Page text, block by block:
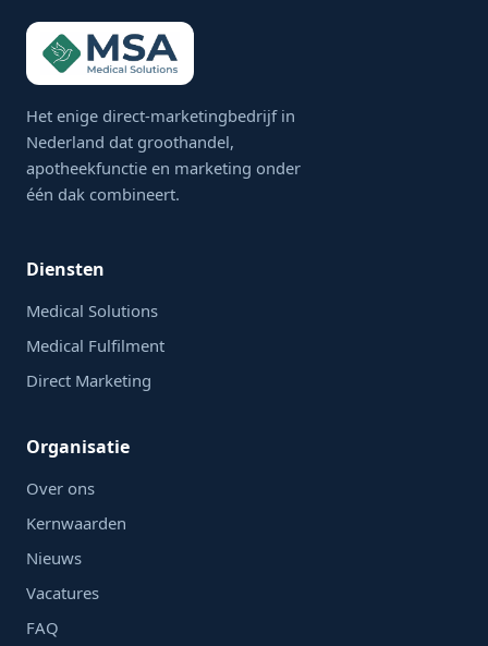
Het enige direct-marketingbedrijf in
Nederland dat groothandel,
apotheekfunctie en marketing onder
één dak combineert.
Diensten
Medical Solutions
Medical Fulfilment
Direct Marketing
Organisatie
Over ons
Kernwaarden
Nieuws
Vacatures
FAQ